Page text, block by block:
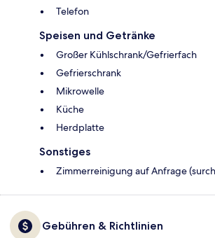
Telefon
Speisen und Getränke
Großer Kühlschrank/Gefrierfach
Gefrierschrank
Mikrowelle
Küche
Herdplatte
Sonstiges
Zimmerreinigung auf Anfrage
Gebühren & Richtlinien